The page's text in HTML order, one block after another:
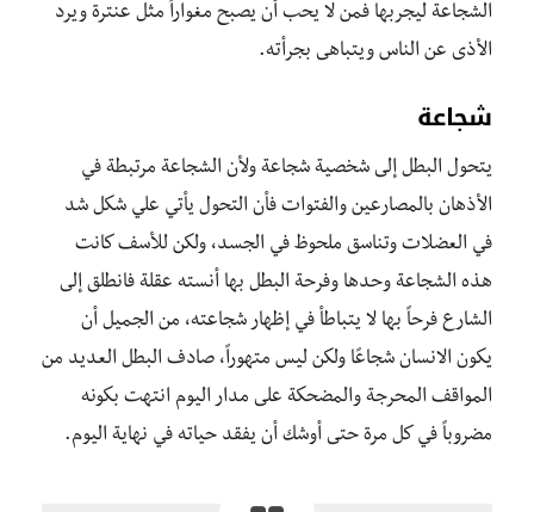
الشجاعة ليجربها فمن لا يحب أن يصبح مغواراً مثل عنترة ويرد
الأذى عن الناس ويتباهى بجرأته.
شجاعة
يتحول البطل إلى شخصية شجاعة ولأن الشجاعة مرتبطة في
الأذهان بالمصارعين والفتوات فأن التحول يأتي علي شكل شد
في العضلات وتناسق ملحوظ في الجسد، ولكن للأسف كانت
هذه الشجاعة وحدها وفرحة البطل بها أنسته عقلة فانطلق إلى
الشارع فرحاً بها لا يتباطأ في إظهار شجاعته، من الجميل أن
يكون الانسان شجاعًا ولكن ليس متهوراً، صادف البطل العديد من
المواقف المحرجة والمضحكة على مدار اليوم انتهت بكونه
مضروباً في كل مرة حتى أوشك أن يفقد حياته في نهاية اليوم.